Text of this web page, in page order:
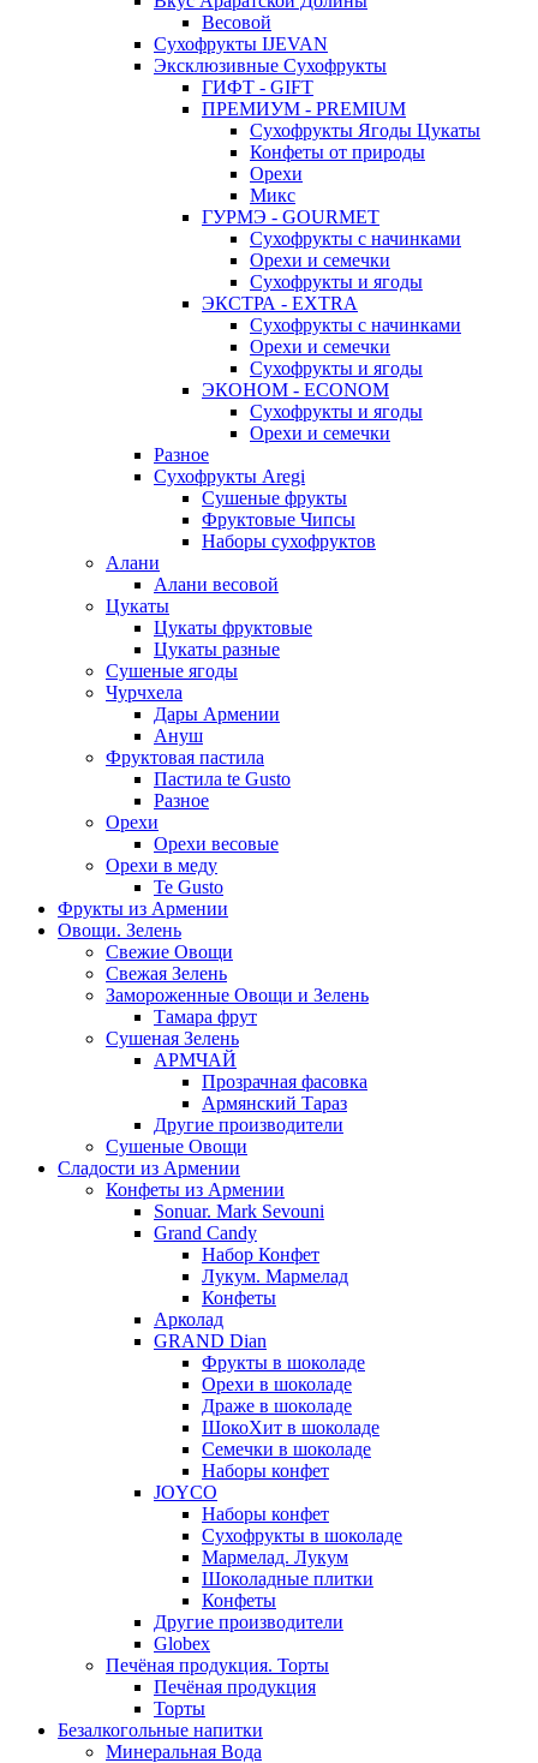
Весовой
Сухофрукты IJEVAN
Эксклюзивные Сухофрукты
ГИФТ - GIFT
ПРЕМИУМ - PREMIUM
Сухофрукты Ягоды Цукаты
Конфеты от природы
Орехи
Микс
ГУРМЭ - GOURMET
Сухофрукты с начинками
Орехи и семечки
Сухофрукты и ягоды
ЭКСТРА - EXTRA
Сухофрукты с начинками
Орехи и семечки
Сухофрукты и ягоды
ЭКОНОМ - ECONOM
Сухофрукты и ягоды
Орехи и семечки
Разное
Сухофрукты Aregi
Сушеные фрукты
Фруктовые Чипсы
Наборы сухофруктов
Алани
Алани весовой
Цукаты
Цукаты фруктовые
Цукаты разные
Сушеные ягоды
Чурчхела
Дары Армении
Ануш
Фруктовая пастила
Пастила te Gusto
Разное
Орехи
Орехи весовые
Орехи в меду
Te Gusto
Фрукты из Армении
Овощи. Зелень
Свежие Овощи
Свежая Зелень
Замороженные Овощи и Зелень
Тамара фрут
Сушеная Зелень
АРМЧАЙ
Прозрачная фасовка
Армянский Тараз
Другие производители
Сушеные Овощи
Сладости из Армении
Конфеты из Армении
Sonuar. Mark Sevouni
Grand Candy
Набор Конфет
Лукум. Мармелад
Конфеты
Арколад
GRAND Dian
Фрукты в шоколаде
Орехи в шоколаде
Драже в шоколаде
ШокоХит в шоколаде
Семечки в шоколаде
Наборы конфет
JOYCO
Наборы конфет
Сухофрукты в шоколаде
Мармелад. Лукум
Шоколадные плитки
Конфеты
Другие производители
Globex
Печёная продукция. Торты
Печёная продукция
Торты
Безалкогольные напитки
Минеральная Вода